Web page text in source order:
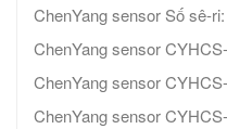
ChenYang sensor Số sê-
ChenYang sensor
ChenYang sensor
ChenYang sensor